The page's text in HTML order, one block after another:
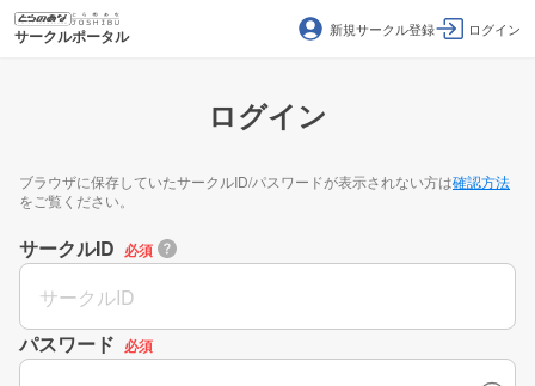
サークルポータル 新規サークル登録 ログイン
ログイン
ブラウザに保存していたサークルID/パスワードが表示されない方は確認方法
をご覧ください。
サークルID 必須
パスワード 必須